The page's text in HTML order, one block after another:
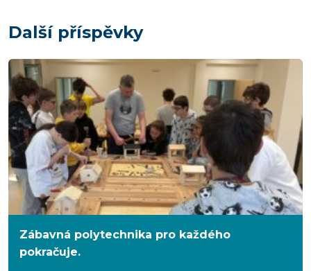
Další příspěvky
Zábavná polytechnika pro každého
pokračuje.